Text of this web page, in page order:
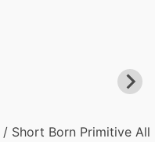
/ Short Born Primitive All